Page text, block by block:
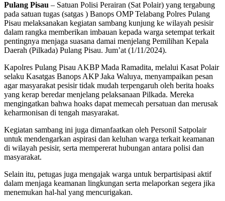
Pulang Pisau – Satuan Polisi Perairan (Sat Polair) yang tergabung
pada satuan tugas (satgas ) Banops OMP Telabang Polres Pulang
Pisau melaksanakan kegiatan sambang kunjung ke wilayah pesisir
dalam rangka memberikan imbauan kepada warga setempat terkait
pentingnya menjaga suasana damai menjelang Pemilihan Kepala
Daerah (Pilkada) Pulang Pisau. Jum’at (1/11/2024).
Kapolres Pulang Pisau AKBP Mada Ramadita, melalui Kasat Polair
selaku Kasatgas Banops AKP Jaka Waluya, menyampaikan pesan
agar masyarakat pesisir tidak mudah terpengaruh oleh berita hoaks
yang kerap beredar menjelang pelaksanaan Pilkada. Mereka
mengingatkan bahwa hoaks dapat memecah persatuan dan merusak
keharmonisan di tengah masyarakat.
Kegiatan sambang ini juga dimanfaatkan oleh Personil Satpolair
untuk mendengarkan aspirasi dan keluhan warga terkait keamanan
di wilayah pesisir, serta mempererat hubungan antara polisi dan
masyarakat.
Selain itu, petugas juga mengajak warga untuk berpartisipasi aktif
dalam menjaga keamanan lingkungan serta melaporkan segera jika
menemukan hal-hal yang mencurigakan.